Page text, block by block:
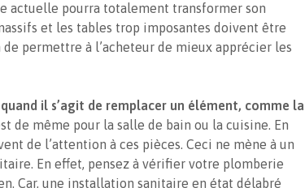
actuelle pourra totalement transformer son
et les tables trop imposantes doivent être
permettre à l’acheteur de mieux apprécier les
il s’agit de remplacer un élément, comme la
de même pour la salle de bain ou la cuisine. En
de l’attention à ces pièces. Ceci ne mène à un
En effet, pensez à vérifier votre plomberie
Car, une installation sanitaire en état délabré